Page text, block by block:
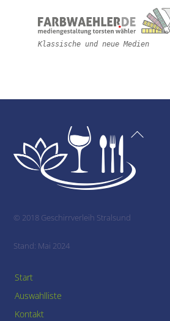
Klassische und neue Medien
Back
© 2018 Geschirrverleih Stralsund
Stand: Mai 2024
Start
Auswahlliste
Kontakt